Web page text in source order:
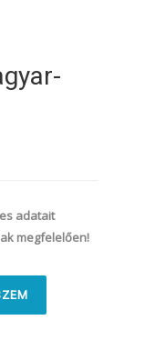
adatait
megfelelően!